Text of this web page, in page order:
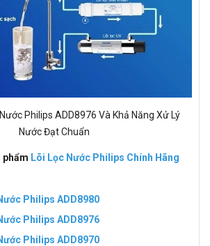
Philips ADD8976 Và Khả Năng Xử Lý
Nước Đạt Chuẩn
phẩm Lõi Lọc Nước Philips Chính Hãng
Philips ADD8980
Philips ADD8976
Philips ADD8970